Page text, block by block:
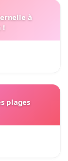
à
l’université à là Réunion !
plages